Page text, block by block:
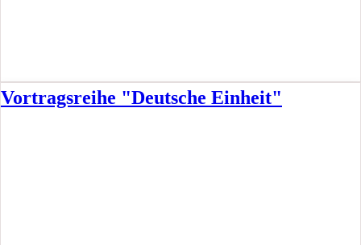
Vortragsreihe "Deutsche Einheit"